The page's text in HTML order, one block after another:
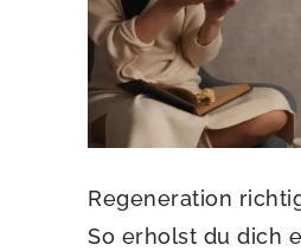
Regeneration
So erholst du dich